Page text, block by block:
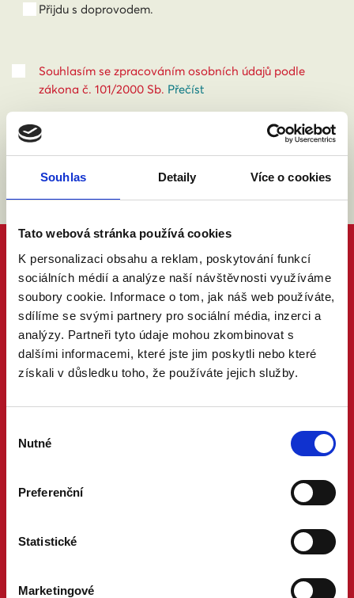
Souhlas Detaily Více o cookies
Tato webová stránka používá cookies
K personalizaci obsahu a reklam, poskytování funkcí
sociálních médií a analýze naší návštěvnosti využíváme
soubory cookie. Informace o tom, jak náš web používáte,
sdílíme se svými partnery pro sociální média, inzerci a
analýzy. Partneři tyto údaje mohou zkombinovat s
dalšími informacemi, které jste jim poskytli nebo které
získali v důsledku toho, že používáte jejich služby.
souhlasu
Nutné
Preferenční
Statistické
Marketingové
Přijdu s doprovodem.
Souhlasím se zpracováním osobních údajů podle
zákona č. 101/2000 Sb. Přečíst